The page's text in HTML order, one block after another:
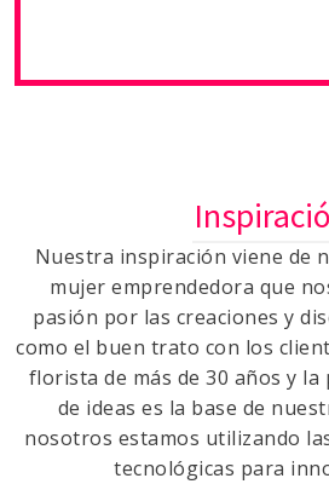
Nuestra inspiración viene de
mujer emprendedora que
pasión por las creaciones y
como el buen trato con los
florista de más de 30 años y
de ideas es la base de
nosotros estamos utilizando
tecnológicas para